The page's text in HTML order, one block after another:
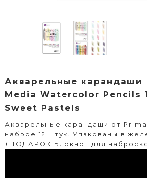
Акварельные карандаши
Media Watercolor Pencils
Sweet Pastels
Акварельные карандаши от
наборе 12 штук. Упакованы в
+ПОДАРОК Блокнот для